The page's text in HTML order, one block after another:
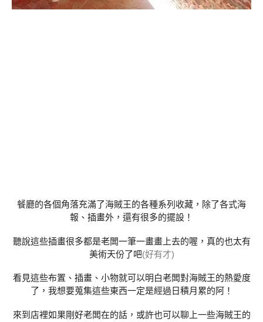
餐廳的各個角落充滿了海賊王的各種系列收藏，除了各式海
報、插畫外，還有很多的擺設！
聽說這些插畫很多都是老闆一筆一畫畫上去的喔，真的也太有
美術天份了吧(好有才)
看見這些布置、插畫、小物就可以明白老闆對海賊王的熱愛度
了， 我想要蒐集這些東西一定是經過日積月累的阿！
來到店裡如果剛好老闆在的話，或許也可以聊上一些海賊王的